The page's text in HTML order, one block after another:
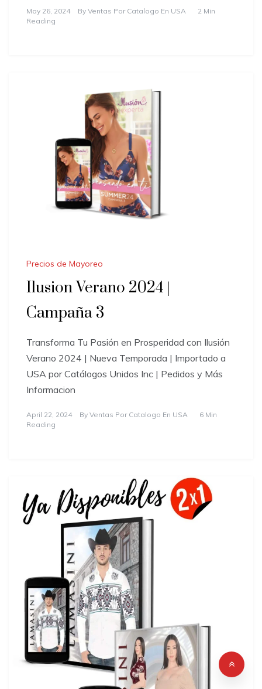
May 26, 2024 By Ventas Por Catalogo En USA
2 Min
Reading
Precios de Mayoreo
Ilusion Verano 2024 |
Campaña 3
Transforma Tu Pasión en Prosperidad con Ilusión
Verano 2024 | Nueva Temporada | Importado a
USA por Catálogos Unidos Inc | Pedidos y Más
Informacion
April 22, 2024 By Ventas Por Catalogo En USA
6 Min
Reading